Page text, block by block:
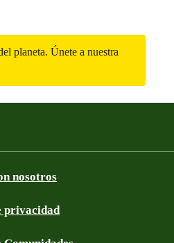
planeta. Únete a nuestra
nosotros
privacidad